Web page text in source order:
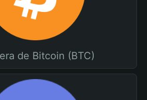
de Bitcoin (BTC)